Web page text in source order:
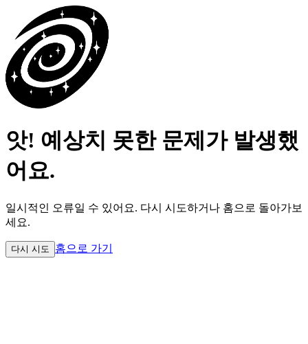
앗! 예상치 못한 문제가 발생했
어요.
일시적인 오류일 수 있어요. 다시 시도하거나 홈으로 돌아가보
세요.
다시 시도 홈으로 가기